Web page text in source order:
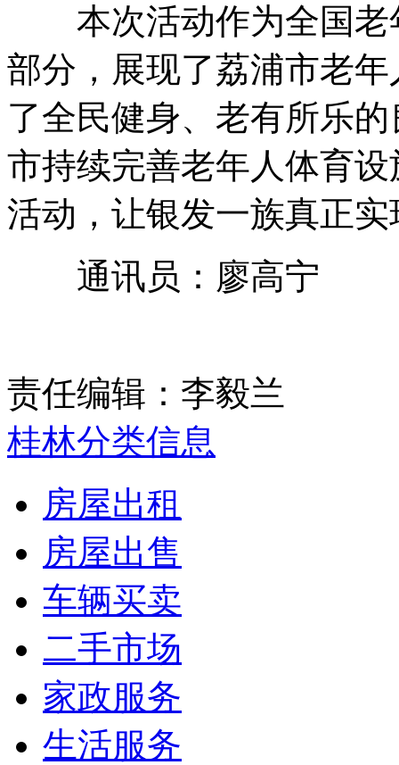
本次活动作为全国老
部分，展现了荔浦市老
了全民健身、老有所乐
市持续完善老年人体育
活动，让银发一族真正
通讯员：廖高宁
责任编辑：李毅兰
桂林分类信息
房屋出租
房屋出售
车辆买卖
二手市场
家政服务
生活服务